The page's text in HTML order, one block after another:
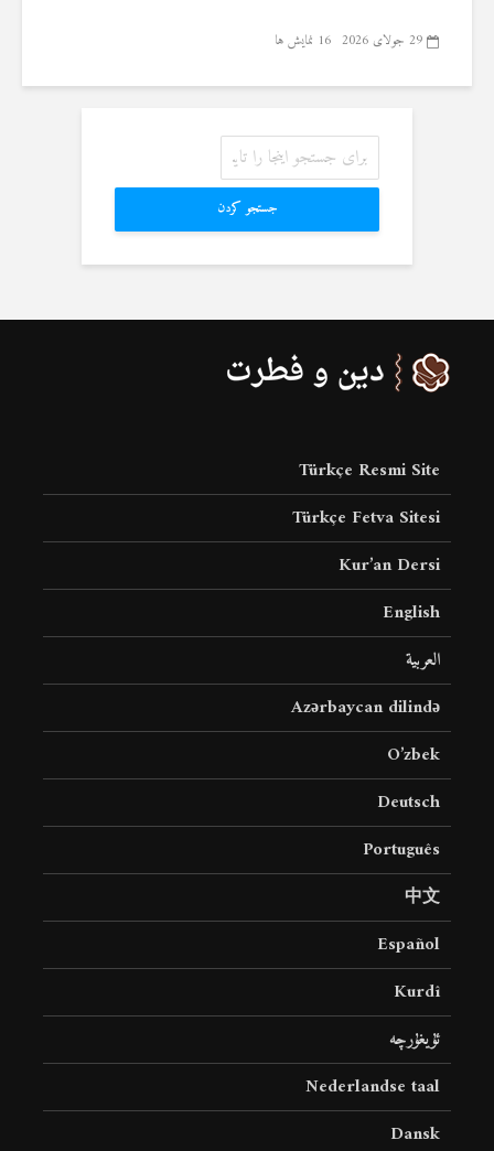
29 جولای 2026 16 نمایش ها
جستجو کردن
Türkçe Resmi Site
Türkçe Fetva Sitesi
Kur’an Dersi
English
العربية
Azərbaycan dilində
O’zbek
Deutsch
Português
中文
Español
Kurdî
ئۇيغۇرچە
Nederlandse taal
Dansk